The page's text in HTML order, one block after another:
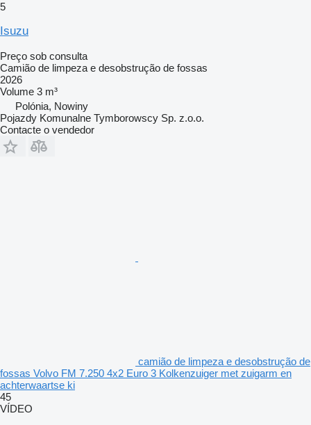
5
Isuzu
Preço sob consulta
Camião de limpeza e desobstrução de fossas
2026
Volume 3 m³
Polónia, Nowiny
Pojazdy Komunalne Tymborowscy Sp. z.o.o.
Contacte o vendedor
camião de limpeza e desobstrução de
fossas Volvo FM 7.250 4x2 Euro 3 Kolkenzuiger met zuigarm en
achterwaartse ki
45
VÍDEO